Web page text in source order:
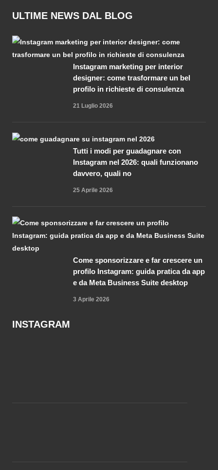
ULTIME NEWS DAL BLOG
Instagram marketing per interior
designer: come trasformare un bel
profilo in richieste di consulenza
21 Luglio 2026
Tutti i modi per guadagnare con
Instagram nel 2026: quali funzionano
davvero, quali no
25 Aprile 2026
Come sponsorizzare e far crescere un
profilo Instagram: guida pratica da app
e da Meta Business Suite desktop
3 Aprile 2026
INSTAGRAM